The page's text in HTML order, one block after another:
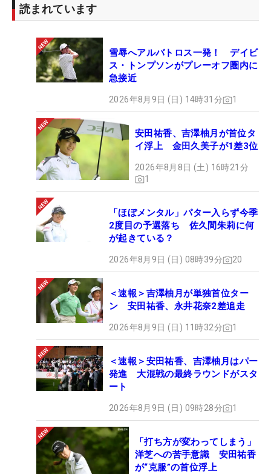
読まれています
雪辱へアルバトロス一発！ デイビ
ス・トンプソンがプレーオフ圏内に
急接近
2026年8月9日 (日) 14時31分 1
安田祐香、吉澤柚月が首位タ
イ浮上 金田久美子が1差3位
2026年8月8日 (土) 16時21分
1
「ほぼメンタル」パター入らず今季
2度目の予選落ち 佐久間朱莉に何
が起きている？
2026年8月9日 (日) 08時39分 20
＜速報＞吉澤柚月が単独首位ター
ン 安田祐香、永井花奈2差追走
2026年8月9日 (日) 11時32分 1
＜速報＞安田祐香、吉澤柚月はパー
発進 大混戦の最終ラウンドがスタ
ート
2026年8月9日 (日) 09時28分 1
「打ち方が変わってしまう」
洋芝への苦手意識 安田祐香
が“克服”の首位浮上